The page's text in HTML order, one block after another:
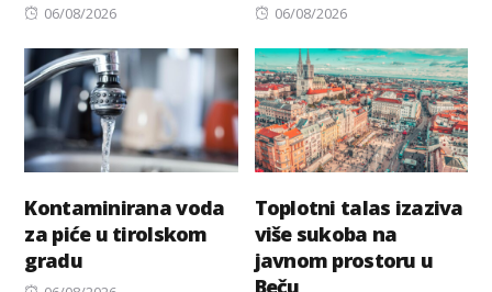
Posted
06/08/2026
Posted
06/08/2026
Kontaminirana voda
za piće u tirolskom
gradu
Toplotni talas izaziva
više sukoba na
javnom prostoru u
Beču